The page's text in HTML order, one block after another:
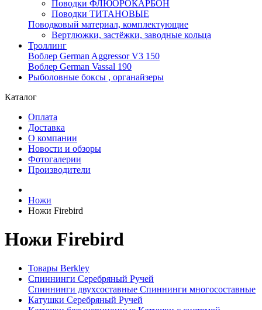
Поводки ФЛЮОРОКАРБОН
Поводки ТИТАНОВЫЕ
Поводковый материал, комплектующие
Вертлюжки, застёжки, заводные кольца
Троллинг
Воблер German Aggressor V3 150
Воблер German Vassal 190
Рыболовные боксы , органайзеры
Каталог
Оплата
Доставка
О компании
Новости и обзоры
Фотогалерии
Производители
Ножи
Ножи Firebird
Ножи Firebird
Товары Berkley
Спиннинги Серебряный Ручей
Спиннинги двухсоставные Спиннинги многосоставные
Катушки Серебряный Ручей